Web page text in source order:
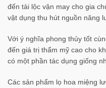
đến tài lộc vận may cho gia
vật dụng thu hút nguồn năng
Với ý nghĩa phong thủy tốt
đến giá trị thẩm mỹ cao cho
có một phần tác dụng giống
Các sản phẩm lọ hoa miệng